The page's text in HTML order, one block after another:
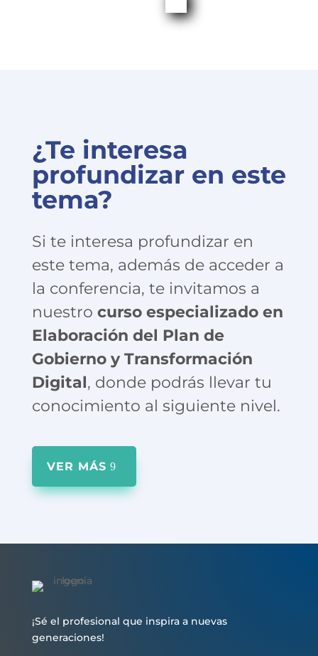
¿Te interesa
profundizar en este
tema?
Si te interesa profundizar en
este tema, además de acceder a
la conferencia, te invitamos a
nuestro curso especializado en
Elaboración del Plan de
Gobierno y Transformación
Digital, donde podrás llevar tu
conocimiento al siguiente nivel.
VER MÁS
¡Sé el profesional que inspira a nuevas
generaciones!